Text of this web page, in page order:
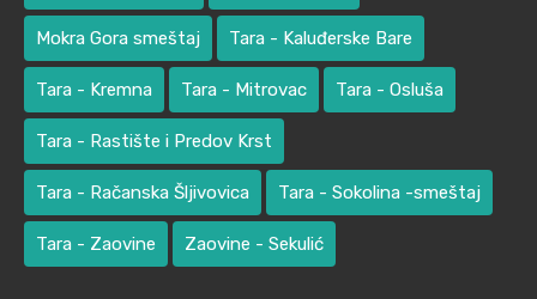
Mokra Gora smeštaj Tara - Kaluđerske Bare
Tara - Kremna Tara - Mitrovac Tara - Osluša
Tara - Rastište i Predov Krst
Tara - Račanska Šljivovica Tara - Sokolina -smeštaj
Tara - Zaovine Zaovine - Sekulić